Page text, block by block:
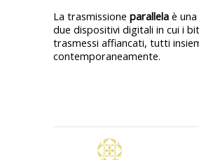
La trasmissione parallela è
due dispositivi digitali in cui i
trasmessi affiancati, tutti
contemporaneamente.